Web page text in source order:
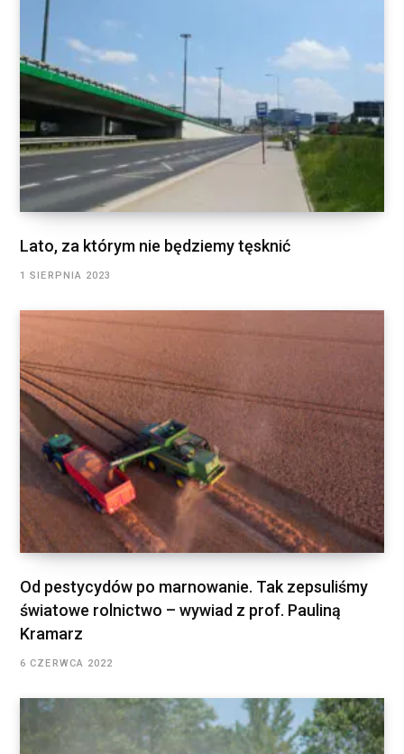
Lato, za którym nie będziemy tęsknić
1 SIERPNIA 2023
Od pestycydów po marnowanie. Tak zepsuliśmy
światowe rolnictwo – wywiad z prof. Pauliną
Kramarz
6 CZERWCA 2022